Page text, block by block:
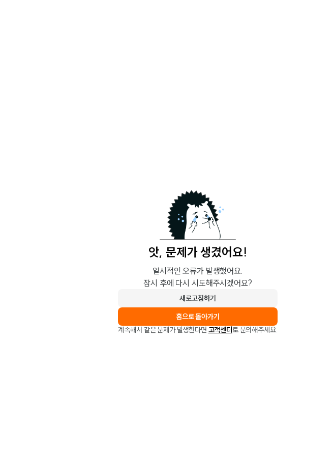
앗, 문제가 생겼어요!
일시적인 오류가 발생했어요.
잠시 후에 다시 시도해주시겠어요?
새로고침하기
홈으로 돌아가기
계속해서 같은 문제가 발생한다면 고객센터로 문의해주세요.